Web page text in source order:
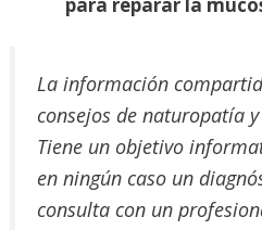
La información
consejos de naturopatía
Tiene un objetivo
en ningún caso un
consulta con un